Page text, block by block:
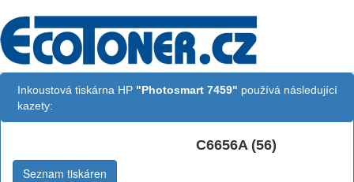
Inkoustová tiskárna HP "Photosmart 7459" používá následující
kazety:
C6656A (56)
Seznam tiskáren